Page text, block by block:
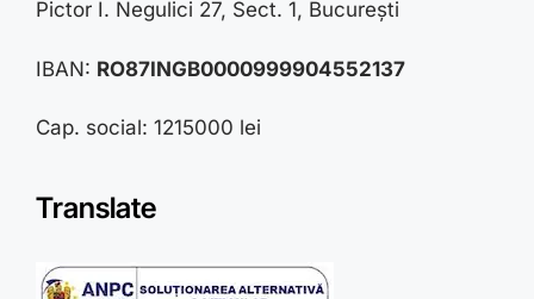
Pictor I. Negulici 27, Sect. 1, București
IBAN: RO87INGB0000999904552137
Cap. social: 1215000 lei
Translate